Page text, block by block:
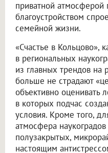
приватной
благоустройством
семейной жизни.
«Счастье в Кольцово»,
в региональных
из главных трендов
больше не страдают
объективно оценивать
в которых подчас
условия. Кроме того,
атмосфера
полузакрытых,
настоящим